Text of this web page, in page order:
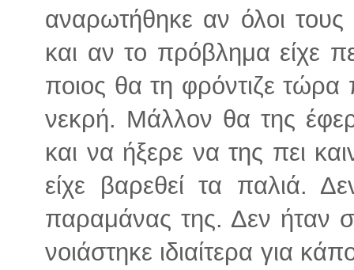
αναρωτήθηκε αν όλοι
και αν το πρόβλημα είχε
ποιος θα τη φρόντιζε
νεκρή. Μάλλον θα της
και να ήξερε να της πει
είχε βαρεθεί τα παλιά.
παραμάνας της. Δεν ήταν
νοιάστηκε ιδιαίτερα για